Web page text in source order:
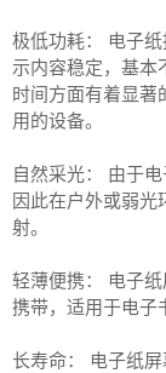
极低功耗： 电子
示内容稳定，基本
时间方面有着显著
用的设备。
自然采光： 由于
因此在户外或弱光
射。
轻薄便携： 电子
携带，适用于电子
长寿命： 电子纸